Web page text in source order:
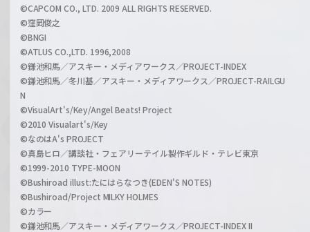
©CAPCOM CO., LTD. 2009 ALL RIGHTS RESERVED.
©窪岡俊之
©BNGI
©ATLUS CO.,LTD. 1996,2008
©鎌池和馬／アスキー・メディアワークス／PROJECT-INDEX
©鎌池和馬／冬川基／アスキー・メディアワークス／PROJECT-RAILGU
N
©VisualArt's/Key/Angel Beats! Project
©2010 Visualart's/Key
©なのはA's PROJECT
©真島ヒロ／講談社・フェアリーテイル製作ギルド・テレビ東京
©1999-2010 TYPE-MOON
©Bushiroad illust:たにはらなつき(EDEN'S NOTES)
©Bushiroad/Project MILKY HOLMES
©カラー
©鎌池和馬／アスキー・メディアワークス／PROJECT-INDEX II